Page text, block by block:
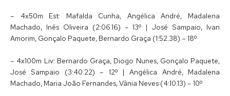
– 4x50m Est: Mafalda Cunha, Angélica André, Madalena
Machado, Inês Oliveira (2:06.16) – 13º | José Sampaio, Ivan
Amorim, Gonçalo Paquete, Bernardo Graça (1:52.38) – 18º
– 4x100m Liv: Bernardo Graça, Diogo Nunes, Gonçalo Paquete,
José Sampaio (3:40.22) – 12º | Angélica André, Madalena
Machado, Maria João Fernandes, Vânia Neves (4:10.13) – 10º